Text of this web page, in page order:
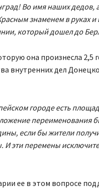
Во имя наших дедов,
знаменем в руках
который дошел до
она произнесла 2,5
внутренних дел
городе есть
переименования
если бы жители
И эти перемены
ее в этом вопросе